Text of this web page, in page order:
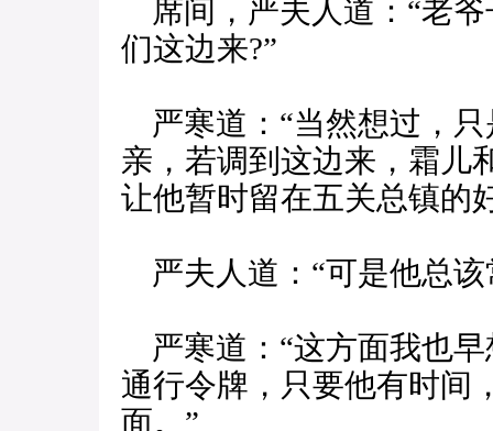
席间，严夫人道：“老
们这边来?”
严寒道：“当然想过，
亲，若调到这边来，霜儿
让他暂时留在五关总镇的
严夫人道：“可是他总该
严寒道：“这方面我也
通行令牌，只要他有时间
面。”